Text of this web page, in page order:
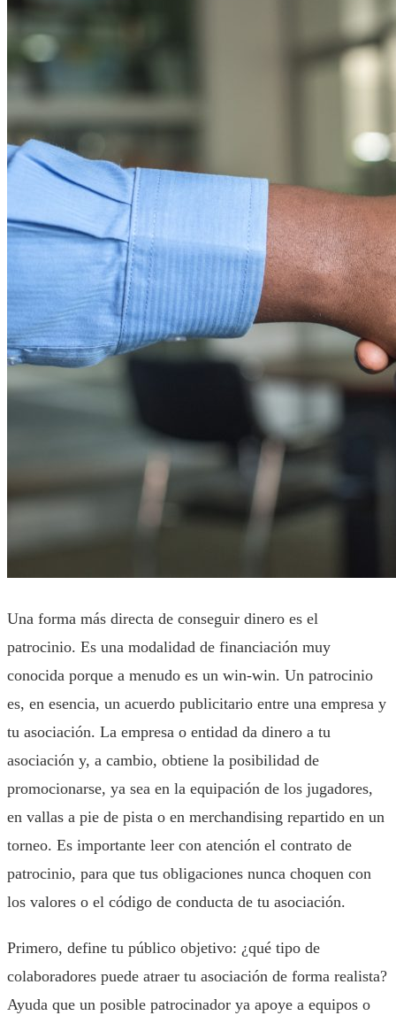
Una forma más directa de conseguir dinero es el
patrocinio. Es una modalidad de financiación muy
conocida porque a menudo es un win-win. Un patrocinio
es, en esencia, un acuerdo publicitario entre una empresa y
tu asociación. La empresa o entidad da dinero a tu
asociación y, a cambio, obtiene la posibilidad de
promocionarse, ya sea en la equipación de los jugadores,
en vallas a pie de pista o en merchandising repartido en un
torneo. Es importante leer con atención el contrato de
patrocinio, para que tus obligaciones nunca choquen con
los valores o el código de conducta de tu asociación.
Primero, define tu público objetivo: ¿qué tipo de
colaboradores puede atraer tu asociación de forma realista?
Ayuda que un posible patrocinador ya apoye a equipos o